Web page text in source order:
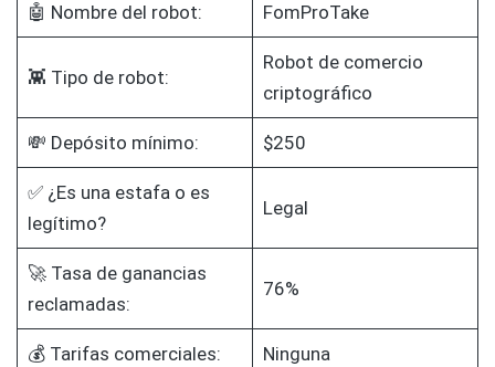
🤖 Nombre del robot: FomProTake
👾 Tipo de robot:
Robot de comercio
criptográfico
💸 Depósito mínimo: $250
✅ ¿Es una estafa o es
legítimo?
Legal
🚀 Tasa de ganancias
reclamadas:
76%
💰 Tarifas comerciales: Ninguna